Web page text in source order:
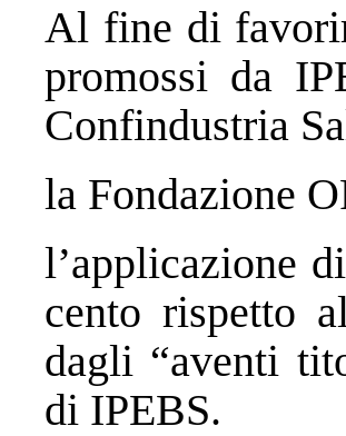
Al fine di
promossi da
Confindustria
la Fondazione
l’applicazione
cento rispetto
dagli “aventi
di IPEBS.